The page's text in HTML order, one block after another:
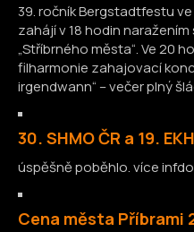
39. ročník Bergstadtfestu
zahájí v 18 hodin
„Stříbrného města“. Ve 20
filharmonie zahajovací
irgendwann“ – večer plný
30. SHMO ČR a 19.
úspěšně poběhlo. více
Cena města Příbrami